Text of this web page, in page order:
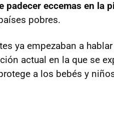
padecer eccemas en la
pobres.
ya empezaban a
actual en la que se
a los bebés y